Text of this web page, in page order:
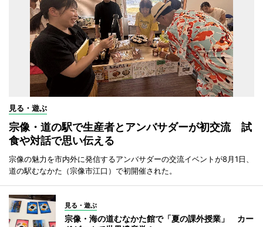
見る・遊ぶ
宗像・道の駅で生産者とアンバサダーが初交流 試
食や対話で思い伝える
宗像の魅力を市内外に発信するアンバサダーの交流イベントが8月1日、
道の駅むなかた（宗像市江口）で初開催された。
見る・遊ぶ
宗像・海の道むなかた館で「夏の課外授業」 カー